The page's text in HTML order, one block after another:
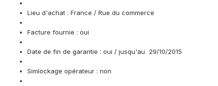
Lieu d'achat : France / Rue du commerce
Facture fournie : oui
Date de fin de garantie : oui / jusqu'au 29/10/2015
Simlockage opérateur : non